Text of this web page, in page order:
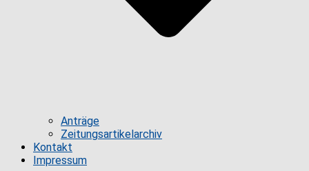
Anträge
Zeitungsartikelarchiv
Kontakt
Impressum